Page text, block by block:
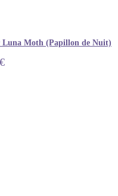
Luna Moth (Papillon de Nuit)
€